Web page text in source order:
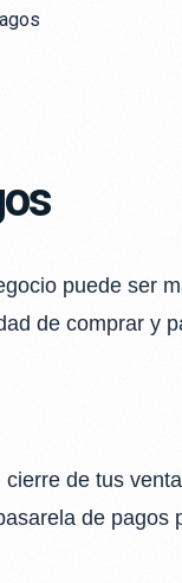
puede ser
de comprar y
de tus
de pagos